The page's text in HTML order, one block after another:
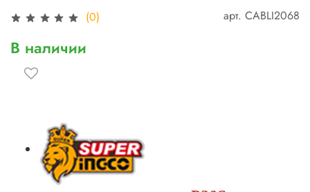
(0) арт. CABLI2068
В наличии